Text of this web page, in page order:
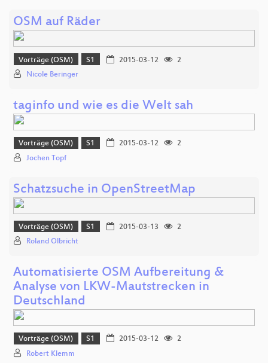
OSM auf Räder
Vorträge (OSM) S1 2015-03-12
2
Nicole Beringer
taginfo und wie es die Welt sah
Vorträge (OSM) S1 2015-03-12
2
Jochen Topf
Schatzsuche in OpenStreetMap
Vorträge (OSM) S1 2015-03-13
2
Roland Olbricht
Automatisierte OSM Aufbereitung &
Analyse von LKW-Mautstrecken in
Deutschland
Vorträge (OSM) S1 2015-03-12
2
Robert Klemm